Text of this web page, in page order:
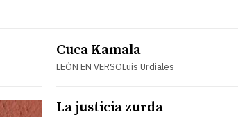
Cuca Kamala
LEÓN EN VERSOLuis Urdiales
La justicia zurda